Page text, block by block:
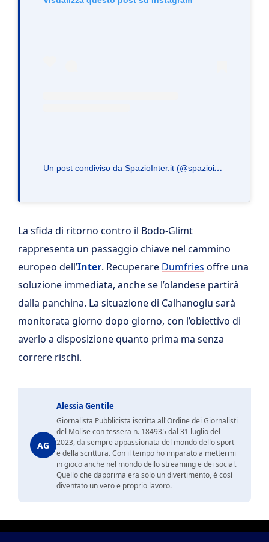
U
n post condiviso da SpazioInter.it (@spaziointer.it)
La sfida di ritorno contro il Bodo-Glimt
rappresenta un passaggio chiave nel cammino
europeo dell’Inter. Recuperare Dumfries offre una
soluzione immediata, anche se l’olandese partirà
dalla panchina. La situazione di Calhanoglu sarà
monitorata giorno dopo giorno, con l’obiettivo di
averlo a disposizione quanto prima ma senza
correre rischi.
AG
Alessia Gentile
Giornalista Pubblicista iscritta all'Ordine dei Giornalisti
del Molise con tessera n. 184935 dal 31 luglio del
2023, da sempre appassionata del mondo dello sport
e della scrittura. Con il tempo ho imparato a mettermi
in gioco anche nel mondo dello streaming e dei social.
Quello che dapprima era solo un divertimento, è così
diventato un vero e proprio lavoro.